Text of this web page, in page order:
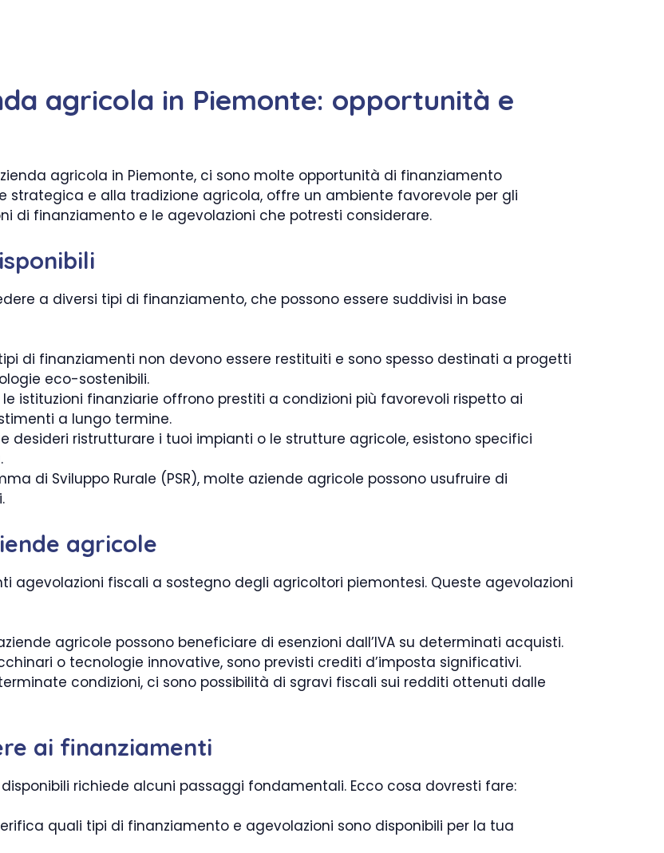
agricola in Piemonte: opportunità e
agricola in Piemonte, ci sono molte opportunità di finanziamento
strategica e alla tradizione agricola, offre un ambiente favorevole per gli
di finanziamento e le agevolazioni che potresti considerare.
a diversi tipi di finanziamento, che possono essere suddivisi in base
di finanziamenti non devono essere restituiti e sono spesso destinati a progetti
eco-sostenibili.
le istituzioni finanziarie offrono prestiti a condizioni più favorevoli rispetto ai
a lungo termine.
desideri ristrutturare i tuoi impianti o le strutture agricole, esistono specifici
di Sviluppo Rurale (PSR), molte aziende agricole possono usufruire di
agricole
agevolazioni fiscali a sostegno degli agricoltori piemontesi. Queste agevolazioni
agricole possono beneficiare di esenzioni dall’IVA su determinati acquisti.
o tecnologie innovative, sono previsti crediti d’imposta significativi.
condizioni, ci sono possibilità di sgravi fiscali sui redditi ottenuti dalle
ai finanziamenti
richiede alcuni passaggi fondamentali. Ecco cosa dovresti fare:
quali tipi di finanziamento e agevolazioni sono disponibili per la tua